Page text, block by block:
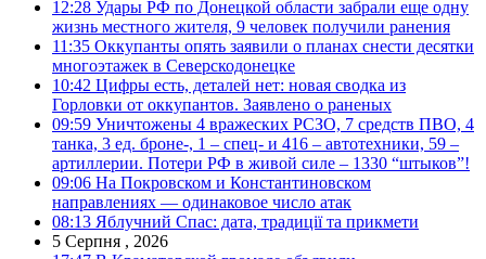
12:28 Удары РФ по Донецкой области забрали еще одну
жизнь местного жителя, 9 человек получили ранения
11:35 Оккупанты опять заявили о планах снести десятки
многоэтажек в Северскодонецке
10:42 Цифры есть, деталей нет: новая сводка из
Горловки от оккупантов. Заявлено о раненых
09:59 Уничтожены 4 вражеских РСЗО, 7 средств ПВО, 4
танка, 3 ед. броне-, 1 – спец- и 416 – автотехники, 59 –
артиллерии. Потери РФ в живой силе – 1330 “штыков”!
09:06 На Покровском и Константиновском
направлениях — одинаковое число атак
08:13 Яблучний Спас: дата, традиції та прикмети
5 Серпня , 2026